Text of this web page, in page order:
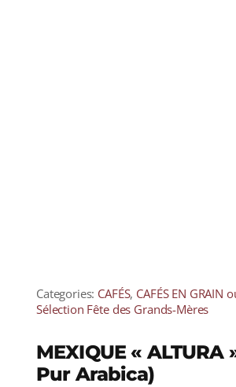
Categories: CAFÉS, CAFÉS EN GRAIN
Sélection Fête des Grands-Mères
MEXIQUE « ALTURA
Pur Arabica)